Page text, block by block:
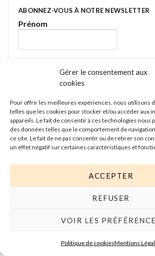
Gérer le consentement aux
cookies
Pour offrir les meilleures expériences, nous utilisons
telles que les cookies pour stocker et/ou accéder aux
appareils. Le fait de consentir à ces technologies
des données telles que le comportement de
ce site. Le fait de ne pas consentir ou de retirer son
un effet négatif sur certaines caractéristiques et
ACCEPTER
REFUSER
VOIR LES
Politique de cookiesMentions
ABONNEZ-VOUS À NOTRE NEWSLETTER
Prénom
Nous gardons vos données privées et ne
partageons qu’avec les tierces parties
service possible. Lire notre politique de
pour plus d’informations.